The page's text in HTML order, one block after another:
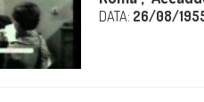
DATA: 26/08/